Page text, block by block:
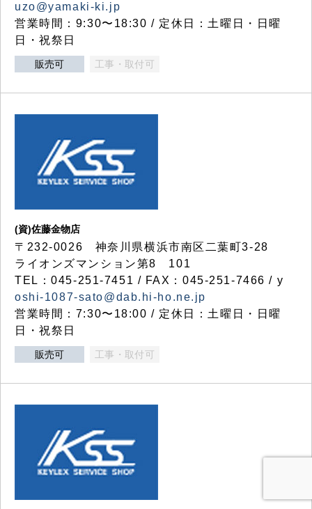
uzo@yamaki-ki.jp
営業時間：9:30〜18:30 / 定休日：土曜日・日曜
日・祝祭日
販売可 工事・取付可
(資)佐藤金物店
〒232-0026 神奈川県横浜市南区二葉町3-28
ライオンズマンション第8 101
TEL：045-251-7451 / FAX：045-251-7466 / y
oshi-1087-sato@dab.hi-ho.ne.jp
営業時間：7:30〜18:00 / 定休日：土曜日・日曜
日・祝祭日
販売可 工事・取付可